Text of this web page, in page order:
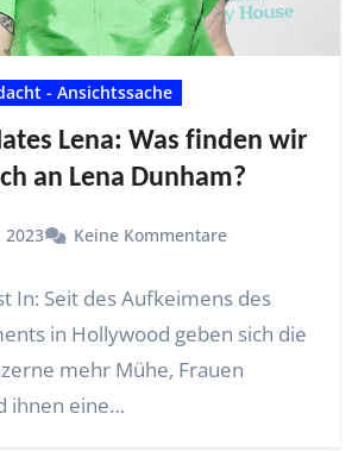
- Ansichtssache
Lena: Was finden wir
an Lena Dunham?
2023 Keine Kommentare
In: Seit des Aufkeimens des
in Hollywood geben sich die
mehr Mühe, Frauen
ihnen eine…